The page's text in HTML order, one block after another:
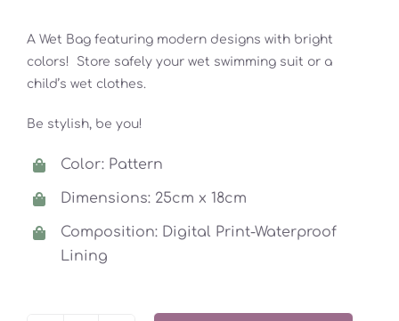
A Wet Bag featuring modern designs with bright
colors! Store safely your wet swimming suit or a
child’s wet clothes.
Be stylish, be you!
Color: Pattern
Dimensions: 25cm x 18cm
Composition: Digital Print-Waterproof
Lining